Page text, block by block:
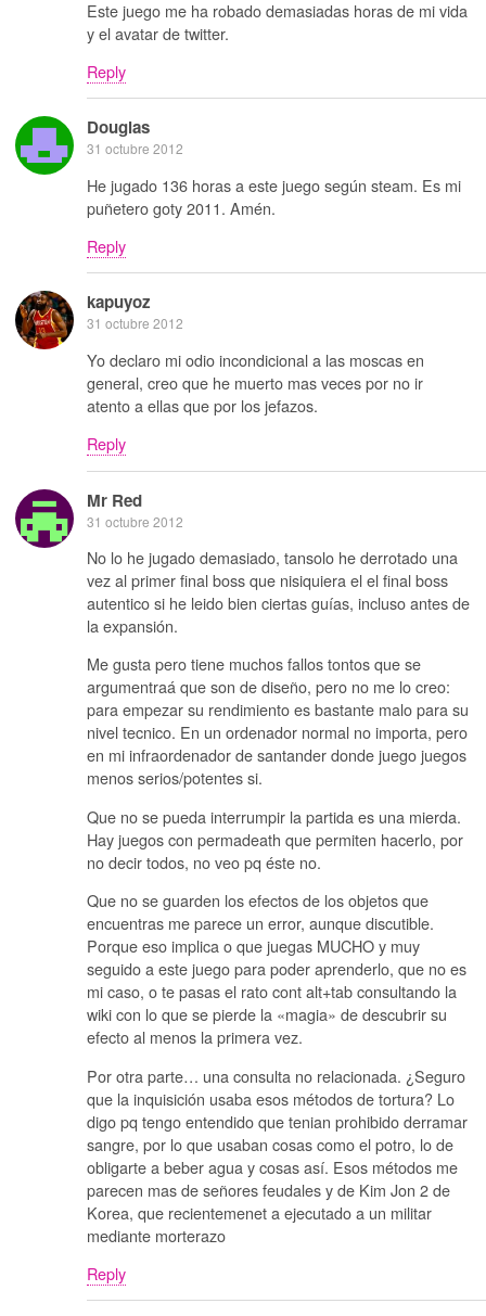
Este juego me ha robado demasiadas horas de mi vida
y el avatar de twitter.
Reply
Douglas
31 octubre 2012
He jugado 136 horas a este juego según steam. Es mi
puñetero goty 2011. Amén.
Reply
kapuyoz
31 octubre 2012
Yo declaro mi odio incondicional a las moscas en
general, creo que he muerto mas veces por no ir
atento a ellas que por los jefazos.
Reply
Mr Red
31 octubre 2012
No lo he jugado demasiado, tansolo he derrotado una
vez al primer final boss que nisiquiera el el final boss
autentico si he leido bien ciertas guías, incluso antes de
la expansión.
Me gusta pero tiene muchos fallos tontos que se
argumentraá que son de diseño, pero no me lo creo:
para empezar su rendimiento es bastante malo para su
nivel tecnico. En un ordenador normal no importa, pero
en mi infraordenador de santander donde juego juegos
menos serios/potentes si.
Que no se pueda interrumpir la partida es una mierda.
Hay juegos con permadeath que permiten hacerlo, por
no decir todos, no veo pq éste no.
Que no se guarden los efectos de los objetos que
encuentras me parece un error, aunque discutible.
Porque eso implica o que juegas MUCHO y muy
seguido a este juego para poder aprenderlo, que no es
mi caso, o te pasas el rato cont alt+tab consultando la
wiki con lo que se pierde la «magia» de descubrir su
efecto al menos la primera vez.
Por otra parte… una consulta no relacionada. ¿Seguro
que la inquisición usaba esos métodos de tortura? Lo
digo pq tengo entendido que tenian prohibido derramar
sangre, por lo que usaban cosas como el potro, lo de
obligarte a beber agua y cosas así. Esos métodos me
parecen mas de señores feudales y de Kim Jon 2 de
Korea, que recientemenet a ejecutado a un militar
mediante morterazo
Reply